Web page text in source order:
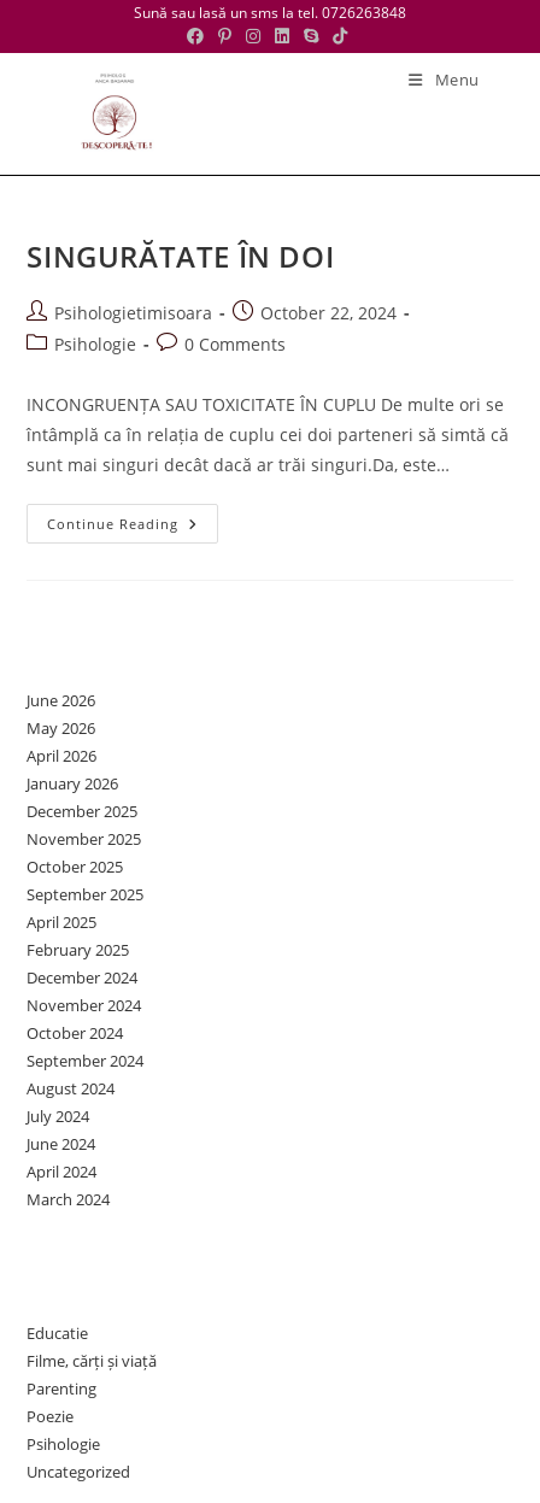
Sună sau lasă un sms la tel. 0726263848
Menu
SINGURĂTATE ÎN DOI
Post
author:
Psihologietimisoara
Post
published:
October 22, 2024
PostPsihologie
Post0 Comments
INCONGRUENȚA SAU TOXICITATE ÎN CUPLU De multe ori se
întâmplă ca în relația de cuplu cei doi parteneri să simtă că
sunt mai singuri decât dacă ar trăi singuri.Da, este…
Continue Reading SINGURĂTATE
ÎN
June 2026
May 2026
April 2026
January 2026
December 2025
November 2025
October 2025
September 2025
April 2025
February 2025
December 2024
November 2024
October 2024
September 2024
August 2024
July 2024
June 2024
April 2024
March 2024
Educatie
Filme, cărți și viață
Parenting
Poezie
Psihologie
Uncategorized